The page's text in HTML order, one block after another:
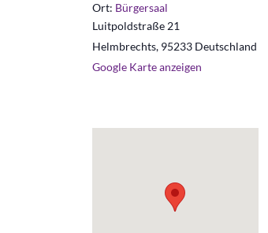
Ort: Bürgersaal
Luitpoldstraße 21
Helmbrechts, 95233 Deutschland
Google Karte anzeigen